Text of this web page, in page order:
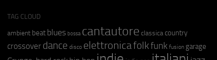
TAG CLOUD
ambient beat blues bossa cantautore classica country
crossover dance disco elettronicafolkfunk fusion garage